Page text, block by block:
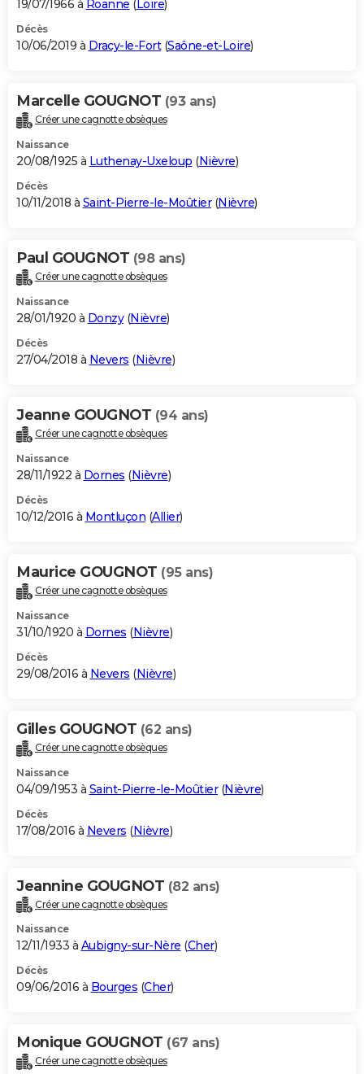
19/07/1966 à Roanne ( Loire)
Décès
10/06/2019 à Dracy-le-Fort(Saône-et-Loire)
Marcelle GOUGNOT (93 ans)
Créer une cagnotte obsèques
Naissance
20/08/1925 à Luthenay-Uxeloup (Nièvre)
Décès
10/11/2018 à Saint-Pierre-le-Moûtier(Nièvre)
Paul GOUGNOT (98 ans)
Créer une cagnotte obsèques
Naissance
28/01/1920 à Donzy(Nièvre)
Décès
27/04/2018 à Nevers (Nièvre)
Jeanne GOUGNOT (94 ans)
Créer une cagnotte obsèques
Naissance
28/11/1922 à Dornes (Nièvre)
Décès
10/12/2016 à Montluçon (Allier)
Maurice GOUGNOT (95 ans)
Créer une cagnotte obsèques
Naissance
31/10/1920 à Dornes (Nièvre)
Décès
29/08/2016 à Nevers (Nièvre)
Gilles GOUGNOT (62 ans)
Créer une cagnotte obsèques
Naissance
04/09/1953 à Saint-Pierre-le-Moûtier(Nièvre)
Décès
17/08/2016 à Nevers (Nièvre)
Jeannine GOUGNOT (82 ans)
Créer une cagnotte obsèques
Naissance
12/11/1933 à Aubigny-sur-Nère (Cher)
Décès
09/06/2016 à Bourges (Cher)
Monique GOUGNOT (67 ans)
Créer une cagnotte obsèques